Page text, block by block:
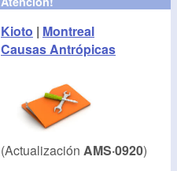
Kioto | Montreal
Causas Antrópicas
(Actualización AMS·0920)